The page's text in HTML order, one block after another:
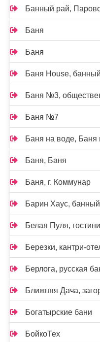
Банный рай,
Баня
Баня
Баня House,
Баня №3,
Баня №7
Баня на воде, Баня
Баня, Баня
Баня, г. Коммунар
Барин Хаус,
Белая Пуля,
Березки, кантри-
Берлога, русская
Ближняя Дача,
Богатырские бани
БойкоТех